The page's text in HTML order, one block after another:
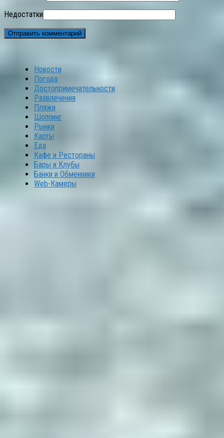
Недостатки
Новости
Погода
Достопримечательности
Развлечения
Пляжи
Шоппинг
Рынки
Карты
Еда
Кафе и Рестораны
Бары и Клубы
Банки и Обменники
Web-Камеры